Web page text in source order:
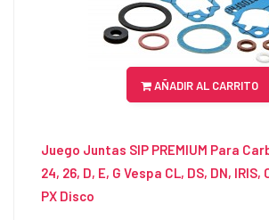
AÑADIR AL CARRITO
Juego Juntas SIP PREMIUM Para
24, 26, D, E, G Vespa CL, DS, DN, IRIS,
PX Disco